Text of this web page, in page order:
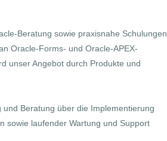
Beratung sowie praxisnahe Schulungen
Oracle-Forms- und Oracle-APEX-
unser Angebot durch Produkte und
Beratung über die Implementierung
sowie laufender Wartung und Support